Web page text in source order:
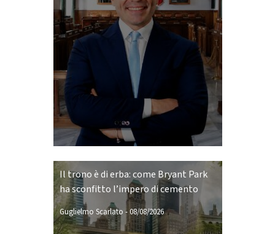
Il trono è di erba: come Bryant Park
ha sconfitto l’impero di cemento
Guglielmo Scarlato -08/08/2026